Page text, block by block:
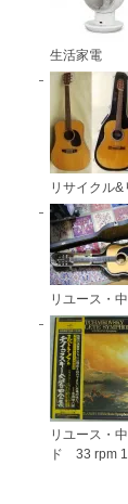
生活家電
リサイクル
リユース・
リユース・
ド 33 rpm